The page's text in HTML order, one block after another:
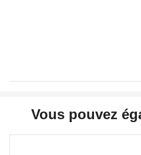
Vous pouvez